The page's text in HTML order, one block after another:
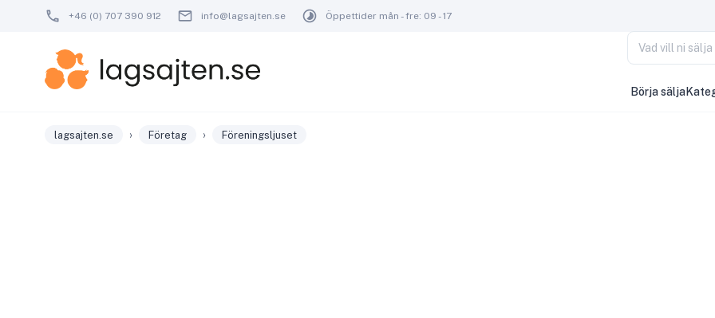
+46 (0) 707 390 912 info@lagsajten.se Öppettider mån - fre: 09 - 17
Vad vill ni
Börja sälja
lagsajten.se › Företag › Föreningsljuset